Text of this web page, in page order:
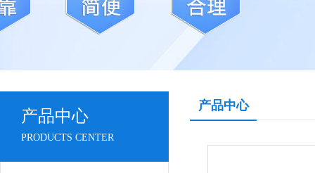
产品中心
PRODUCTS CENTER
产品中心